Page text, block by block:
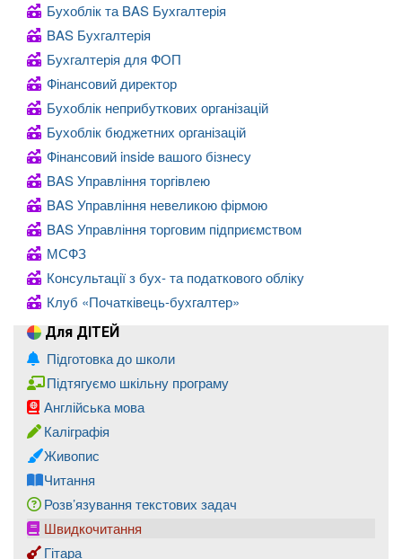
Бухоблік та BAS Бухгалтерія
BAS Бухгалтерія
Бухгалтерія для ФОП
Фінансовий директор
Бухоблік неприбуткових організацій
Бухоблік бюджетних організацій
Фінансовий inside вашого бізнесу
BAS Управління торгівлею
BAS Управління невеликою фірмою
BAS Управління торговим підприємством
МСФЗ
Консультації з бух- та податкового обліку
Клуб «Початківець-бухгалтер»
Для ДІТЕЙ
Підготовка до школи
Підтягуємо шкільну програму
Англійська мова
Каліграфія
Живопис
Читання
Розв’язування текстових задач
Швидкочитання
Гітара